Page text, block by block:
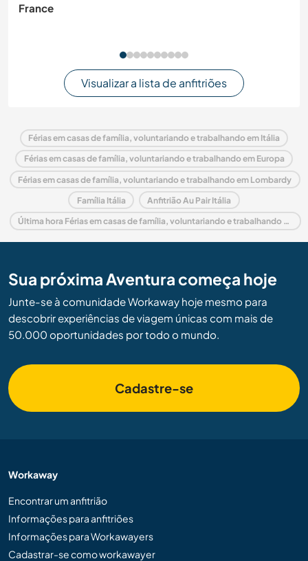
France
Visualizar a lista de anfitriões
Férias em casas de família, voluntariando e trabalhando em Itália
Férias em casas de família, voluntariando e trabalhando em Europa
Férias em casas de família, voluntariando e trabalhando em Lombardy
Família Itália Anfitrião Au Pair Itália
Última hora Férias em casas de família, voluntariando e trabalhando em Itália
Sua próxima Aventura começa hoje
Junte-se à comunidade Workaway hoje mesmo para
descobrir experiências de viagem únicas com mais de
50.000 oportunidades por todo o mundo.
Cadastre-se
Workaway
Encontrar um anfitrião
Informações para anfitriões
Informações para Workawayers
Cadastrar-se como workawayer